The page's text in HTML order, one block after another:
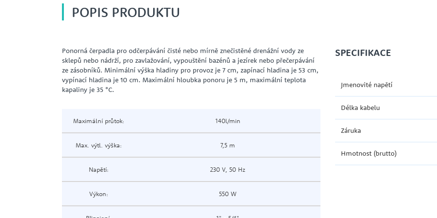
POPIS PRODUKTU
Ponorná čerpadla pro odčerpávání čisté nebo mírně znečistěné drenážní vody ze
sklepů nebo nádrží, pro zavlažování, vypouštění bazénů a jezírek nebo přečerpávání
ze zásobníků. Minimální výška hladiny pro provoz je 7 cm, zapínací hladina je 53 cm,
vypínací hladina je 10 cm. Maximální hloubka ponoru je 5 m, maximální teplota
kapaliny je 35 °C.
Maximální průtok: 140l/min
Max. výtl. výška: 7,5 m
Napětí: 230 V, 50 Hz
Výkon: 550 W
SPECIFIKACE
Jmenovité napětí
Délka kabelu
Záruka
Hmotnost (brutto)